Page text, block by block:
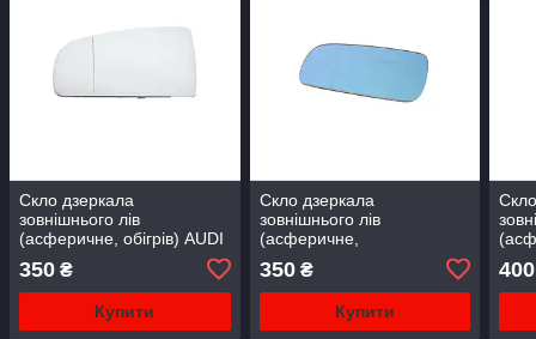
Скло дзеркала
зовнішнього лів
(асферичне, обігрів) AUDI
A3 8L, A4 B6 10.00-12.04
350 ₴
Купити
Скло дзеркала
зовнішнього лів
(асферичне,
блакитне) Audi A3, A4 b5,
A6 c4
350₴
Купити
400